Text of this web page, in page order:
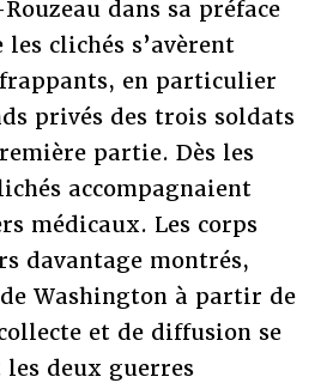
dans sa préface
clichés s’avèrent
en particulier
privés des trois soldats
partie. Dès les
accompagnaient
médicaux. Les corps
davantage montrés,
Washington à partir de
et de diffusion se
deux guerres